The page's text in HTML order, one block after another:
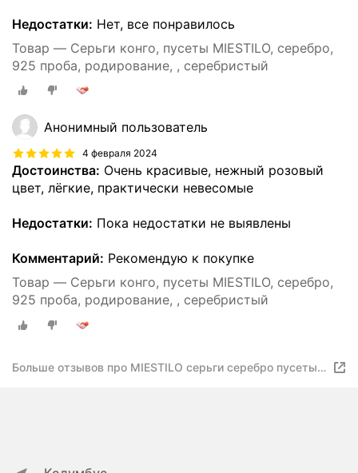
Недостатки: Нет, все понравилось
Товар — Серьги конго, пусеты MIESTILO, серебро,
925 проба, родирование, , серебристый
Анонимный пользователь
4 февраля 2024
Достоинства: Очень красивые, нежный розовый
цвет, лёгкие, практически невесомые
Недостатки: Пока недостатки не выявлены
Комментарий: Рекомендую к покупке
Товар — Серьги конго, пусеты MIESTILO, серебро,
925 проба, родирование, , серебристый
Больше отзывов про MIESTILO серьги серебро пусеты